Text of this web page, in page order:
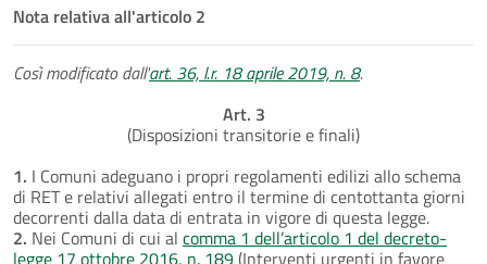
Nota relativa all'articolo 2
Così modificato dall'art. 36, l.r. 18 aprile 2019, n. 8.
Art. 3
(Disposizioni transitorie e finali)
1. I Comuni adeguano i propri regolamenti edilizi allo schema
di RET e relativi allegati entro il termine di centottanta giorni
decorrenti dalla data di entrata in vigore di questa legge.
2. Nei Comuni di cui al comma 1 dell’articolo 1 del decreto-
legge 17 ottobre 2016, n. 189(Interventi urgenti in favore